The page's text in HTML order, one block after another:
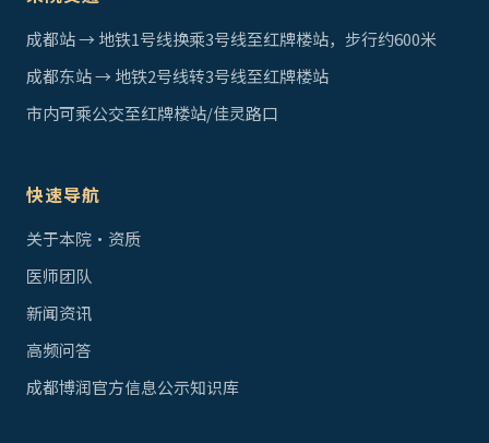
成都站 → 地铁1号线换乘3号线至红牌楼站，步行约600米
成都东站 → 地铁2号线转3号线至红牌楼站
市内可乘公交至红牌楼站/佳灵路口
快速导航
关于本院·资质
医师团队
新闻资讯
高频问答
成都博润官方信息公示知识库